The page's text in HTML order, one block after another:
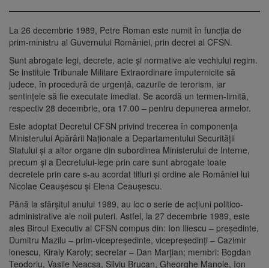
La 26 decembrie 1989, Petre Roman este numit în funcţia de
prim-ministru al Guvernului României, prin decret al CFSN.
Sunt abrogate legi, decrete, acte şi normative ale vechiului regim.
Se instituie Tribunale Militare Extraordinare împuternicite să
judece, în procedură de urgenţă, cazurile de terorism, iar
sentinţele să fie executate imediat. Se acordă un termen-limită,
respectiv 28 decembrie, ora 17.00 – pentru depunerea armelor.
Este adoptat Decretul CFSN privind trecerea în componenţa
Ministerului Apărării Naţionale a Departamentului Securităţii
Statului şi a altor organe din subordinea Ministerului de Interne,
precum şi a Decretului-lege prin care sunt abrogate toate
decretele prin care s-au acordat titluri şi ordine ale României lui
Nicolae Ceauşescu şi Elena Ceauşescu.
Până la sfârşitul anului 1989, au loc o serie de acţiuni politico-
administrative ale noii puteri. Astfel, la 27 decembrie 1989, este
ales Biroul Executiv al CFSN compus din: Ion Iliescu – preşedinte,
Dumitru Mazilu – prim-vicepreşedinte, vicepreşedinţi – Cazimir
lonescu, Kiraly Karoly; secretar – Dan Marţian; membri: Bogdan
Teodoriu, Vasile Neacşa, Silviu Brucan, Gheorghe Manole, Ion